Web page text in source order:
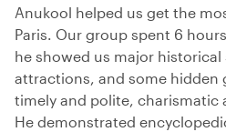
Anukool helped us get the
Paris. Our group spent 6
he showed us major historical
attractions, and some hidden
timely and polite, charismatic
He demonstrated